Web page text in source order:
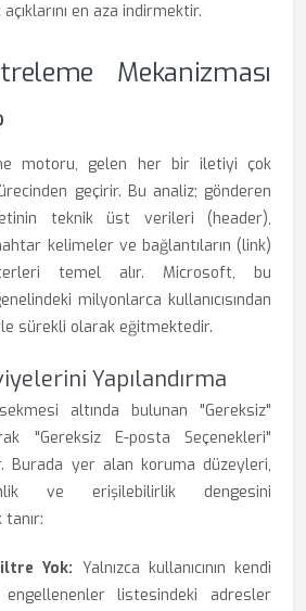
en aza indirmektir.
Mekanizması
motoru, gelen her bir iletiyi çok
geçirir. Bu analiz; gönderen
teknik üst verileri (header),
kelimeler ve bağlantıların (link)
temel alır. Microsoft, bu
milyonlarca kullanıcısından
sürekli olarak eğitmektedir.
Yapılandırma
altında bulunan "Gereksiz"
"Gereksiz E-posta Seçenekleri"
Burada yer alan koruma düzeyleri,
ve erişilebilirlik dengesini
Yok: Yalnızca kullanıcının kendi
engellenenler listesindeki adresler